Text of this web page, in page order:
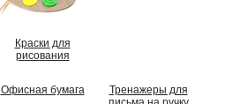
Краски для
рисования
Офисная бумага
Тренажеры для